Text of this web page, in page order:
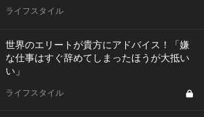
ライフスタイル
世界のエリートが貴方にアドバイス！「嫌
な仕事はすぐ辞めてしまったほうが大抵い
い」
ライフスタイル